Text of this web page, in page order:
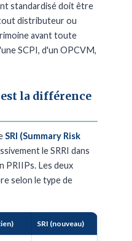
standardisé doit être
distributeur ou
avant toute
SCPI, d'un OPCVM,
est la différence
SRI (Summary Risk
le SRRI dans
PRIIPs. Les deux
selon le type de
SRI (nouveau)